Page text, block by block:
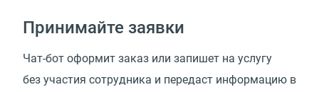
Принимайте заявки
Чат-бот оформит заказ или запишет на услугу
без участия сотрудника и передаст информацию в